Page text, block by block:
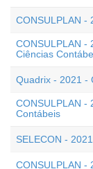
CONSULPLAN -
CONSULPLAN -
Ciências
Quadrix - 2021 -
CONSULPLAN -
Contábeis
SELECON -
CONSULPLAN -